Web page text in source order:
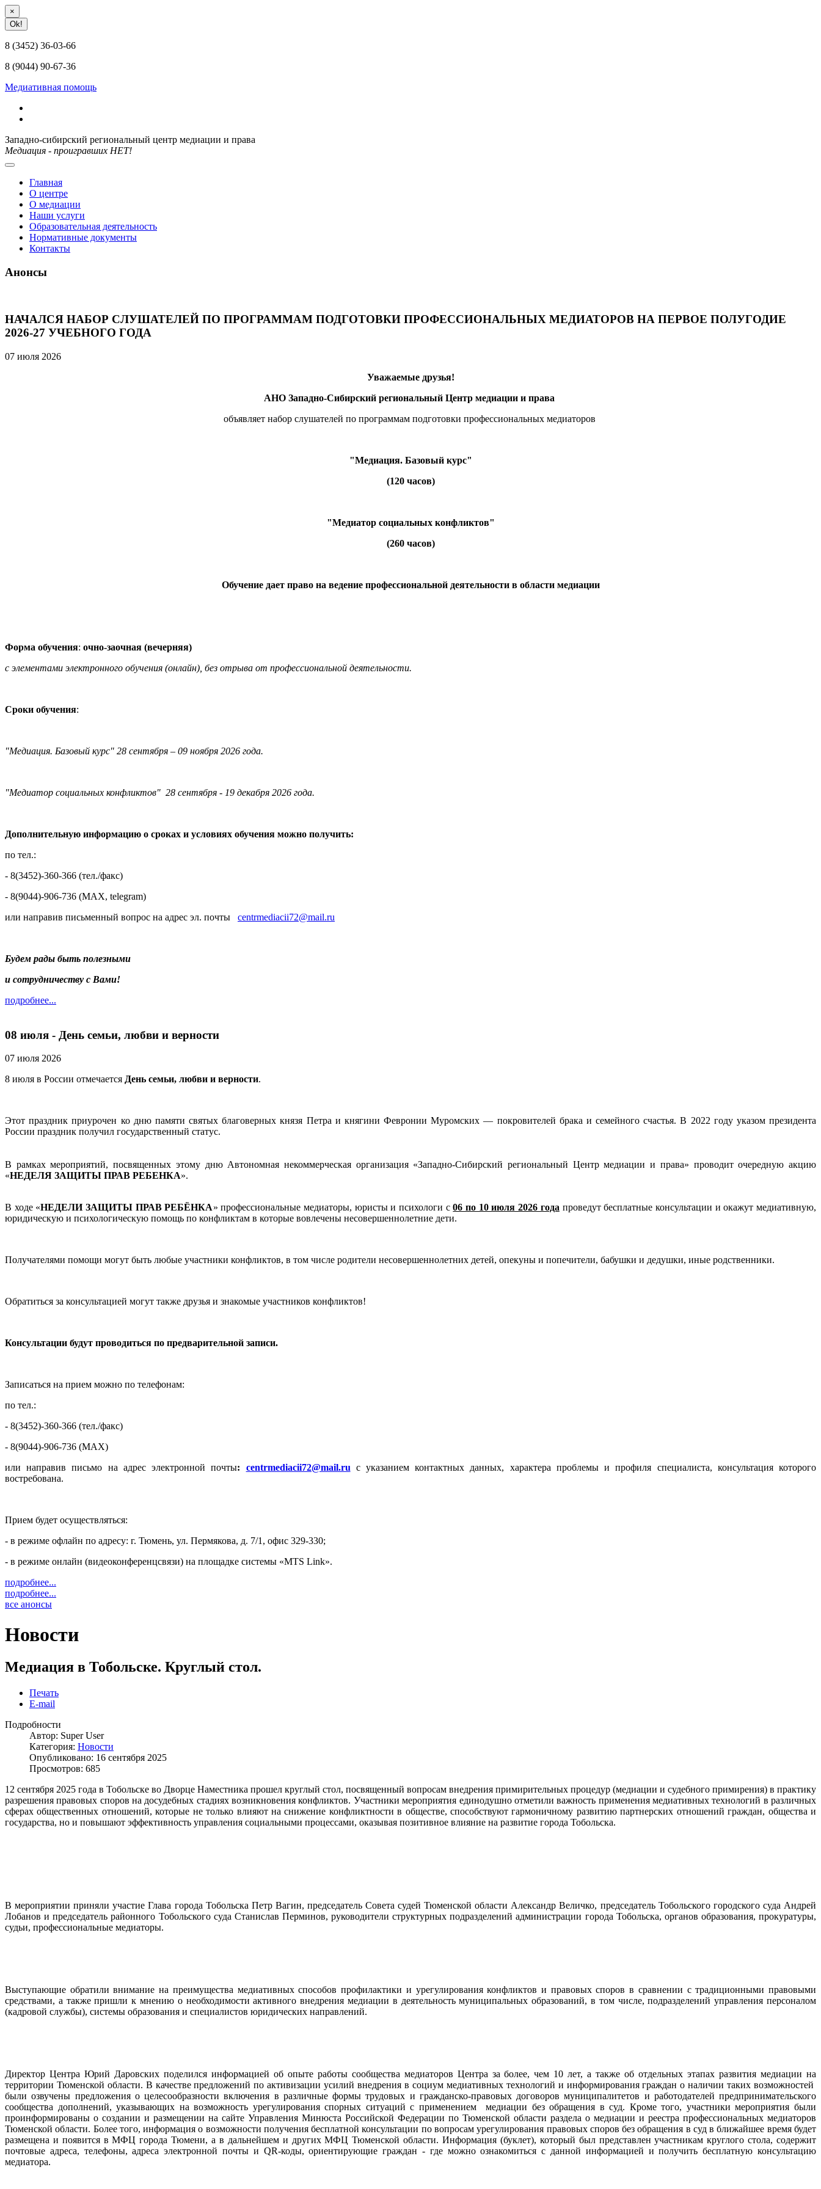
×
Ok!
8 (3452) 36-03-66
8 (9044) 90-67-36
Медиативная помощь
Западно-сибирский региональный центр медиации и права
Медиация - проигравших НЕТ!
Главная
О центре
О медиации
Наши услуги
Образовательная деятельность
Нормативные документы
Контакты
Анонсы
НАЧАЛСЯ НАБОР СЛУШАТЕЛЕЙ ПО ПРОГРАММАМ ПОДГОТОВКИ ПРОФЕССИОНАЛЬНЫХ МЕДИАТОРОВ НА ПЕРВОЕ ПОЛУГОДИЕ
2026-27 УЧЕБНОГО ГОДА
07 июля 2026
Уважаемые друзья!
АНО Западно-Сибирский региональный Центр медиации и права
объявляет набор слушателей по программам подготовки профессиональных медиаторов
"Медиация. Базовый курс"
(120 часов)
"Медиатор социальных конфликтов"
(260 часов)
Обучение дает право на ведение профессиональной деятельности в области медиации
Форма обучения: очно-заочная (вечерняя)
с элементами электронного обучения (онлайн), без отрыва от профессиональной деятельности.
Сроки обучения:
"Медиация. Базовый курс" 28 сентября – 09 ноября 2026 года.
"Медиатор социальных конфликтов" 28 сентября - 19 декабря 2026 года.
Дополнительную информацию о сроках и условиях обучения можно получить:
по тел.:
- 8(3452)-360-366 (тел./факс)
- 8(9044)-906-736 (МAX, telegram)
или направив письменный вопрос на адрес эл. почты centrmediacii72@mail.ru
Будем рады быть полезными
и сотрудничеству с Вами!
подробнее...
08 июля - День семьи, любви и верности
07 июля 2026
8 июля в России отмечается День семьи, любви и верности.
Этот праздник приурочен ко дню памяти святых благоверных князя Петра и княгини Февронии Муромских — покровителей брака и семейного счастья. В 2022 году указом президента
России праздник получил государственный статус.
В рамках мероприятий, посвященных этому дню Автономная некоммерческая организация «Западно-Сибирский региональный Центр медиации и права» проводит очередную акцию
«НЕДЕЛЯ ЗАЩИТЫ ПРАВ РЕБЕНКА».
В ходе «НЕДЕЛИ ЗАЩИТЫ ПРАВ РЕБЁНКА» профессиональные медиаторы, юристы и психологи с06 по 10 июля 2026 года проведут бесплатные консультации и окажут медиативную,
юридическую и психологическую помощь по конфликтам в которые вовлечены несовершеннолетние дети.
Получателями помощи могут быть любые участники конфликтов, в том числе родители несовершеннолетних детей, опекуны и попечители, бабушки и дедушки, иные родственники.
Обратиться за консультацией могут также друзья и знакомые участников конфликтов!
Консультации будут проводиться по предварительной записи.
Записаться на прием можно по телефонам:
по тел.:
- 8(3452)-360-366 (тел./факс)
- 8(9044)-906-736 (MAX)
или направив письмо на адрес электронной почты: centrmediacii72@mail.ru с указанием контактных данных, характера проблемы и профиля специалиста, консультация которого
востребована.
Прием будет осуществляться:
- в режиме офлайн по адресу: г. Тюмень, ул. Пермякова, д. 7/1, офис 329-330;
- в режиме онлайн (видеоконференцсвязи) на площадке системы «MTS Link».
подробнее...
подробнее...
все анонсы
Новости
Медиация в Тобольске. Круглый стол.
Печать
E-mail
Подробности
Автор: Super User
Категория: Новости
Опубликовано: 16 сентября 2025
Просмотров: 685
12 сентября 2025 года в Тобольске во Дворце Наместника прошел круглый стол, посвященный вопросам внедрения примирительных процедур (медиации и судебного примирения) в практику
разрешения правовых споров на досудебных стадиях возникновения конфликтов. Участники мероприятия единодушно отметили важность применения медиативных технологий в различных
сферах общественных отношений, которые не только влияют на снижение конфликтности в обществе, способствуют гармоничному развитию партнерских отношений граждан, общества и
государства, но и повышают эффективность управления социальными процессами, оказывая позитивное влияние на развитие города Тобольска.
В мероприятии приняли участие Глава города Тобольска Петр Вагин, председатель Совета судей Тюменской области Александр Величко, председатель Тобольского городского суда Андрей
Лобанов и председатель районного Тобольского суда Станислав Перминов, руководители структурных подразделений администрации города Тобольска, органов образования, прокуратуры,
судьи, профессиональные медиаторы.
Выступающие обратили внимание на преимущества медиативных способов профилактики и урегулирования конфликтов и правовых споров в сравнении с традиционными правовыми
средствами, а также пришли к мнению о необходимости активного внедрения медиации в деятельность муниципальных образований, в том числе, подразделений управления персоналом
(кадровой службы), системы образования и специалистов юридических направлений.
Директор Центра Юрий Даровских поделился информацией об опыте работы сообщества медиаторов Центра за более, чем 10 лет, а также об отдельных этапах развития медиации на
территории Тюменской области. В качестве предложений по активизации усилий внедрения в социум медиативных технологий и информирования граждан о наличии таких возможностей
были озвучены предложения о целесообразности включения в различные формы трудовых и гражданско-правовых договоров муниципалитетов и работодателей предпринимательского
сообщества дополнений, указывающих на возможность урегулирования спорных ситуаций с применением медиации без обращения в суд. Кроме того, участники мероприятия были
проинформированы о создании и размещении на сайте Управления Минюста Российской Федерации по Тюменской области раздела о медиации и реестра профессиональных медиаторов
Тюменской области. Более того, информация о возможности получения бесплатной консультации по вопросам урегулирования правовых споров без обращения в суд в ближайшее время будет
размещена и появится в МФЦ города Тюмени, а в дальнейшем и других МФЦ Тюменской области. Информация (буклет), который был представлен участникам круглого стола, содержит
почтовые адреса, телефоны, адреса электронной почты и QR-коды, ориентирующие граждан - где можно ознакомиться с данной информацией и получить бесплатную консультацию
медиатора.